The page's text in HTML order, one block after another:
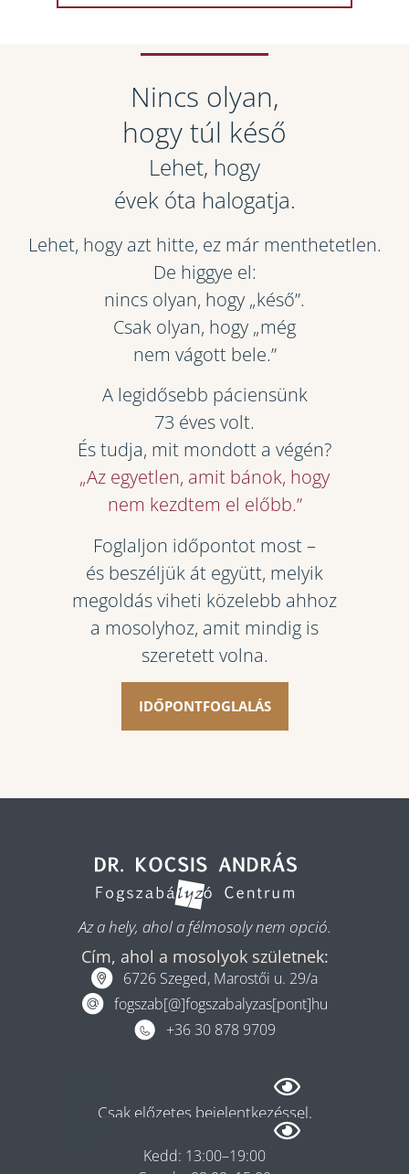
Nincs olyan,
hogy túl késő
Lehet, hogy
évek óta halogatja.
Lehet, hogy azt hitte, ez már menthetetlen.
De higgye el:
nincs olyan, hogy „késő”.
Csak olyan, hogy „még
nem vágott bele.”
A legidősebb páciensünk
73 éves volt.
És tudja, mit mondott a végén?
„Az egyetlen, amit bánok, hogy
nem kezdtem el előbb.”
Foglaljon időpontot most –
és beszéljük át együtt, melyik
megoldás viheti közelebb ahhoz
a mosolyhoz, amit mindig is
szeretett volna.
IDŐPONTFOGLALÁS
Az a hely, ahol a félmosoly nem opció.
Cím, ahol a mosolyok születnek:
6726 Szeged, Marostői u. 29/a
fogszab[@]fogszabalyzas[pont]hu
+36 30 878 9709
Csak előzetes bejelentkezéssel.
Kedd: 13:00–19:00